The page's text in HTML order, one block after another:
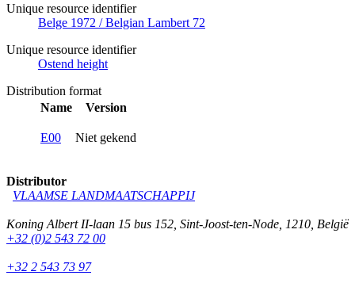
Unique resource identifier
Belge 1972 / Belgian Lambert 72
Unique resource identifier
Ostend height
Distribution format
Name
Version
E00 Niet gekend
Distributor
VLAAMSE LANDMAATSCHAPPIJ
Koning Albert II-laan 15 bus 152 Sint-Joost-ten-Node 1210 België
+32 (0)2 543 72 00
+32 2 543 73 97